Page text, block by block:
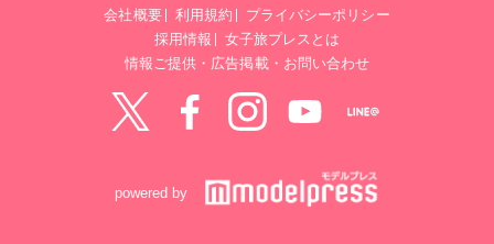
会社概要 利用規約
プライバシーポリシー
採用情報
女子旅プレスとは
情報ご提供・広告掲載・お問い合わせ
powered by